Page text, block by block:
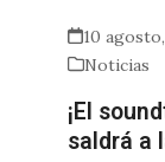
10
Noticias
¡El
saldrá a